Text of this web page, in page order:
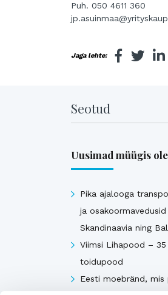
Puh. 050 4611 360
Jaga lehte:
Seotud
Uusimad müügis
Pika ajalooga
ja
Skandinaavia ning
Viimsi Lihapood –
toidupood
Eesti moebränd,